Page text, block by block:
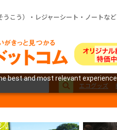
best and most relevant
こう）・レジャーシート・ノートな
エコグッズ